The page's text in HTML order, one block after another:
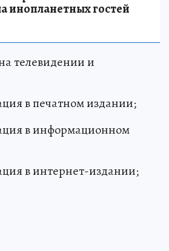
натянули «сетку»для
страна 13 лет тайно
инопланетных гостей
телевидении и
в печатном издании;
в информационном